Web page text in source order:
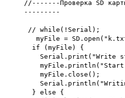
//-------Проверка SD
---------
// while(!Serial);
myFile =
if (myFile) {
Serial.print("Write
myFile.println("Start
myFile.close();
} else {